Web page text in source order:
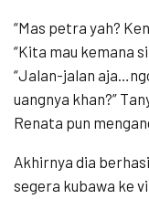
“Mas petra yah?
“Kita mau kemana
“Jalan-jalan
uangnya khan?”
Renata pun
Akhirnya dia
segera kubawa ke